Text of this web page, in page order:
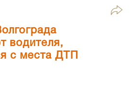
водителя,
с места ДТП